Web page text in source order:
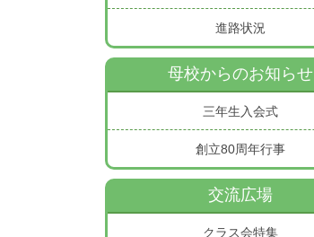
進路状況
母校からのお知らせ
三年生入会式
創立80周年行事
交流広場
クラス会特集